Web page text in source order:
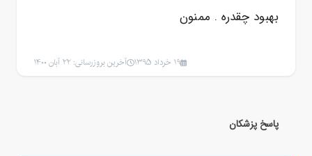
بهبود چقدره . ممنون
19 خرداد 1395 آخرین بروزرسانی: 22 آبان 1400
پاسخ پزشکان